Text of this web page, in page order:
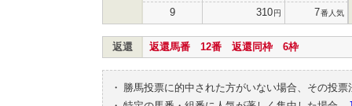
9 310円 7番人気
返還 返還馬番 12番 返還同枠 6枠
・
勝馬投票に的中された方がいない場合、その投